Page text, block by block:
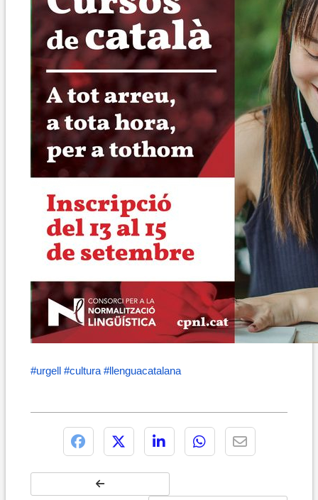
#urgell #cultura #llenguacatalana